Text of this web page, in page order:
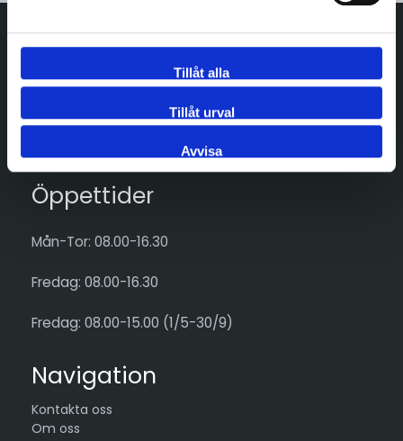
Tillåt alla
Tillåt urval
Avvisa
Adress
Göran Hammarsjös väg 15
Öppettider
Mån-Tor: 08.00-16.30
Fredag: 08.00-16.30
Fredag: 08.00-15.00 (1/5-30/9)
Navigation
Kontakta oss
Om oss